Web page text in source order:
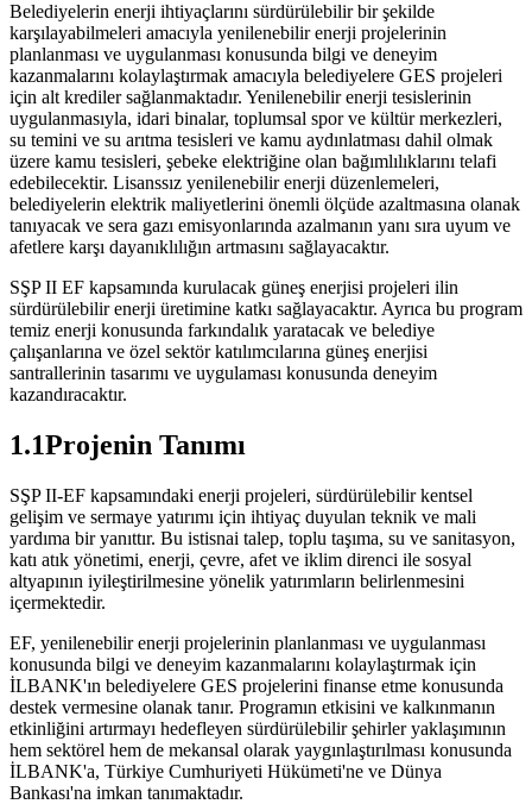
Belediyelerin enerji ihtiyaçlarını sürdürülebilir bir şekilde
karşılayabilmeleri amacıyla yenilenebilir enerji projelerinin
planlanması ve uygulanması konusunda bilgi ve deneyim
kazanmalarını kolaylaştırmak amacıyla belediyelere GES projeleri
için alt krediler sağlanmaktadır. Yenilenebilir enerji tesislerinin
uygulanmasıyla, idari binalar, toplumsal spor ve kültür merkezleri,
su temini ve su arıtma tesisleri ve kamu aydınlatması dahil olmak
üzere kamu tesisleri, şebeke elektriğine olan bağımlılıklarını telafi
edebilecektir. Lisanssız yenilenebilir enerji düzenlemeleri,
belediyelerin elektrik maliyetlerini önemli ölçüde azaltmasına olanak
tanıyacak ve sera gazı emisyonlarında azalmanın yanı sıra uyum ve
afetlere karşı dayanıklılığın artmasını sağlayacaktır.
SŞP II EF kapsamında kurulacak güneş enerjisi projeleri ilin
sürdürülebilir enerji üretimine katkı sağlayacaktır. Ayrıca bu program
temiz enerji konusunda farkındalık yaratacak ve belediye
çalışanlarına ve özel sektör katılımcılarına güneş enerjisi
santrallerinin tasarımı ve uygulaması konusunda deneyim
kazandıracaktır.
1.1Projenin Tanımı
SŞP II-EF kapsamındaki enerji projeleri, sürdürülebilir kentsel
gelişim ve sermaye yatırımı için ihtiyaç duyulan teknik ve mali
yardıma bir yanıttır. Bu istisnai talep, toplu taşıma, su ve sanitasyon,
katı atık yönetimi, enerji, çevre, afet ve iklim direnci ile sosyal
altyapının iyileştirilmesine yönelik yatırımların belirlenmesini
içermektedir.
EF, yenilenebilir enerji projelerinin planlanması ve uygulanması
konusunda bilgi ve deneyim kazanmalarını kolaylaştırmak için
İLBANK'ın belediyelere GES projelerini finanse etme konusunda
destek vermesine olanak tanır. Programın etkisini ve kalkınmanın
etkinliğini artırmayı hedefleyen sürdürülebilir şehirler yaklaşımının
hem sektörel hem de mekansal olarak yaygınlaştırılması konusunda
İLBANK'a, Türkiye Cumhuriyeti Hükümeti'ne ve Dünya
Bankası'na imkan tanımaktadır.